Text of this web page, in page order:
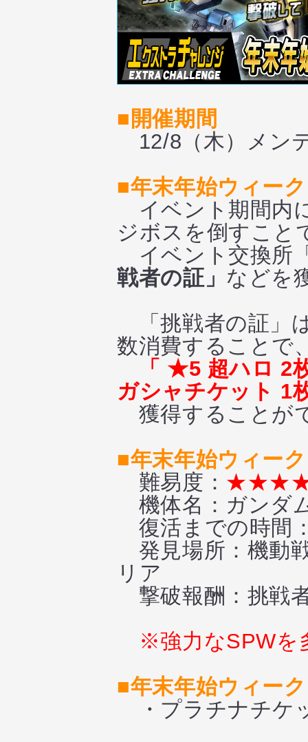
■開催期間
12/8（木）メン
■年末年始ウィー
イベント期間内
ジボスを倒すこと
イベント交換所
戦者の証」 などを
「挑戦者の証」
数消費することで
「 ★5 超ハロ 2
ガシャチケット 1
獲得することが
■年末年始ウィー
難易度：
機体名：ガンダ
復活までの時間
発見場所：機動
リア
撃破報酬：挑戦
※強力なSPWを
■年末年始ウィー
・プラチナチケ